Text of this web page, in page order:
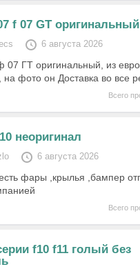
f 07 GT оригинальный
6 августа 2026
07 ГТ оригинальный, из
на фото он Доставка во все
Всего
неоригинал
6 августа 2026
фары ,крылья ,бампер
Всего
f10 f11 голый без